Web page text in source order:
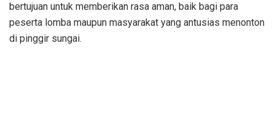
bertujuan untuk memberikan rasa aman, baik bagi para
peserta lomba maupun masyarakat yang antusias menonton
di pinggir sungai.